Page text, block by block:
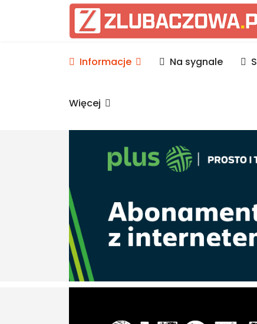
Informacje Lubaczów,
Informacje Na sygnale
Więcej